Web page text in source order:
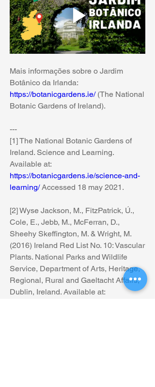
Mais informações sobre o Jardim
https://botanicgardens.ie/ (The National
Botanic Gardens of Ireland).
---
[1] The National Botanic Gardens of
Ireland. Science and Learning.
https://botanicgardens.ie/science-and-
learning/ Accessed 18 may 2021.
[2] Wyse Jackson, M., FitzPatrick, Ú.,
Cole, E., Jebb, M., McFerran, D.,
Sheehy Skeffington, M. & Wright, M.
(2016) Ireland Red List No. 10: Vascular
Plants. National Parks and Wildlife
Service, Department of Arts, Heritage,
Regional, Rural and Gaeltacht Affairs,